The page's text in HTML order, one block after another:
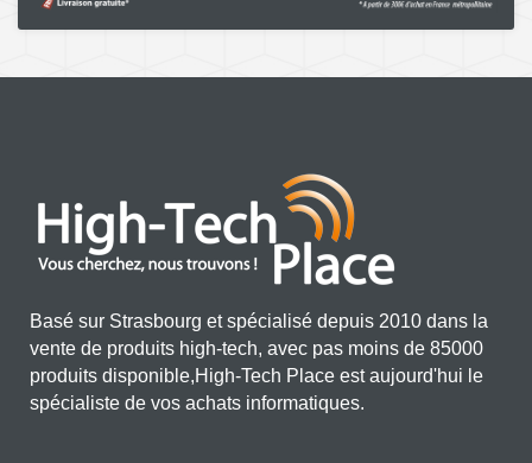
Basé sur Strasbourg et spécialisé depuis 2010 dans la
vente de produits high-tech, avec pas moins de 85000
produits disponible,High-Tech Place est aujourd'hui le
spécialiste de vos achats informatiques.